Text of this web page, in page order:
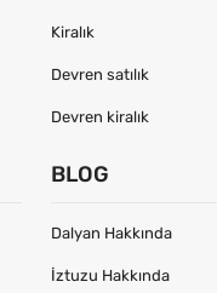
Kiralık
Devren satılık
Devren kiralık
BLOG
Dalyan Hakkında
İztuzu Hakkında